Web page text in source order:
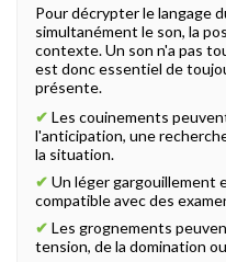
Pour décrypter le langage
simultanément le son, la
contexte. Un son n'a pas
est donc essentiel de
présente.
✔ Les couinements
l'anticipation, une
la situation.
✔ Un léger gargouillement
compatible avec des
✔ Les grognements
tension, de la domination